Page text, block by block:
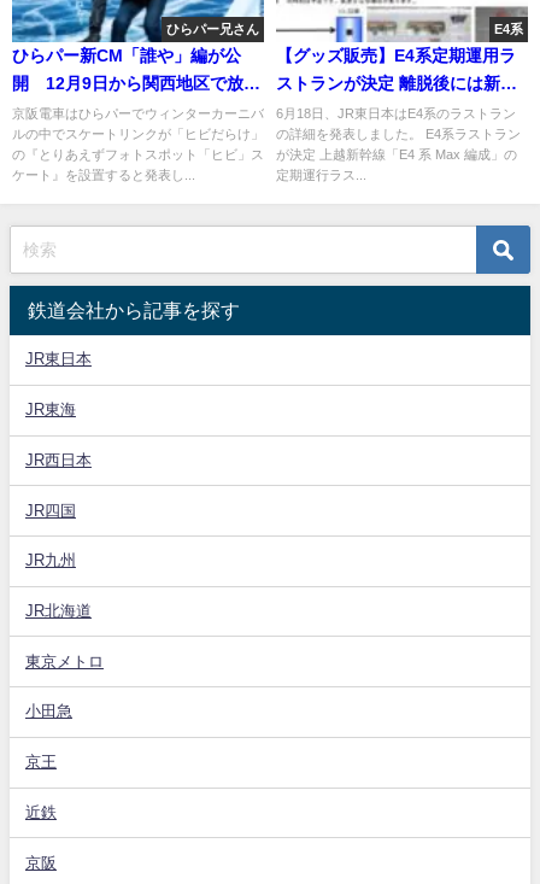
ひらパー兄さん
ひらパー新CM「誰や」編が公
開 12月9日から関西地区で放映
開始 「ヒビ」スケート・ウィ
ンターカーニバル開催 超ひら
パー兄さん 京阪電車
京阪電車はひらパーでウィンターカーニバ
ルの中でスケートリンクが「ヒビだらけ」
の『とりあえずフォトスポット「ヒビ」ス
ケート』を設置すると発表し...
E4系
【グッズ販売】E4系定期運用ラ
ストランが決定 離脱後には新潟
～盛岡で旅行商品も 運用公開
6月18日、JR東日本はE4系のラストラン
の詳細を発表しました。 E4系ラストラン
が決定 上越新幹線「E4 系 Max 編成」の
定期運行ラス...
鉄道会社から記事を探す
JR東日本
JR東海
JR西日本
JR四国
JR九州
JR北海道
東京メトロ
小田急
京王
近鉄
京阪